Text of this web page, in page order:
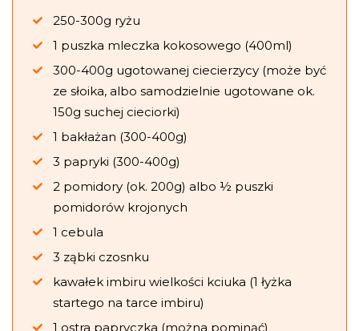
250-300g ryżu
1 puszka mleczka kokosowego (400ml)
300-400g ugotowanej ciecierzycy (może być
ze słoika, albo samodzielnie ugotowane ok.
150g suchej cieciorki)
1 bakłażan (300-400g)
3 papryki (300-400g)
2 pomidory (ok. 200g) albo ½ puszki
pomidorów krojonych
1 cebula
3 ząbki czosnku
kawałek imbiru wielkości kciuka (1 łyżka
startego na tarce imbiru)
1 ostra papryczka (można pominąć)